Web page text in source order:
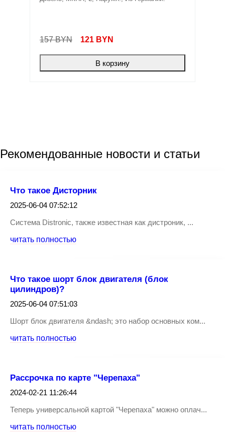
157 BYN 121 BYN
В корзину
Рекомендованные новости и статьи
Что такое Дисторник
2025-06-04 07:52:12
Система Distronic, также известная как дистроник, ...
читать полностью
Что такое шорт блок двигателя (блок
цилиндров)?
2025-06-04 07:51:03
Шорт блок двигателя &ndash; это набор основных ком...
читать полностью
Рассрочка по карте "Черепаха"
2024-02-21 11:26:44
Теперь универсальной картой "Черепаха" можно оплач...
читать полностью